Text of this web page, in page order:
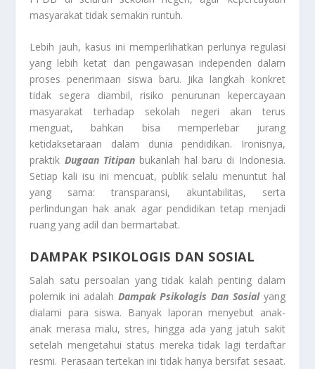
masyarakat tidak semakin runtuh.
Lebih jauh, kasus ini memperlihatkan perlunya regulasi
yang lebih ketat dan pengawasan independen dalam
proses penerimaan siswa baru. Jika langkah konkret
tidak segera diambil, risiko penurunan kepercayaan
masyarakat terhadap sekolah negeri akan terus
menguat, bahkan bisa memperlebar jurang
ketidaksetaraan dalam dunia pendidikan. Ironisnya,
praktik Dugaan Titipan bukanlah hal baru di Indonesia.
Setiap kali isu ini mencuat, publik selalu menuntut hal
yang sama: transparansi, akuntabilitas, serta
perlindungan hak anak agar pendidikan tetap menjadi
ruang yang adil dan bermartabat.
DAMPAK PSIKOLOGIS DAN SOSIAL
Salah satu persoalan yang tidak kalah penting dalam
polemik ini adalah Dampak Psikologis Dan Sosialyang
dialami para siswa. Banyak laporan menyebut anak-
anak merasa malu, stres, hingga ada yang jatuh sakit
setelah mengetahui status mereka tidak lagi terdaftar
resmi. Perasaan tertekan ini tidak hanya bersifat sesaat.